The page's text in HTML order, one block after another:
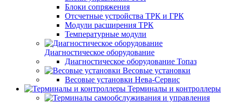
Блоки сопряжения
Отсчетные устройства ТРК и ГРК
Модули расширения ТРК
Температурные модули
Диагностическое оборудование
Диагностическое оборудование Топаз
Весовые установки
Весовые установки Нева-Сервис
Терминалы и контроллеры